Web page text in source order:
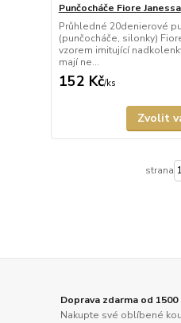
Punčocháče Fiore Janessa
Průhledné 20denierové
(punčocháče, silonky)
vzorem imitující
mají ne...
152 Kč/ks
Zvolit
strana
Doprava zdarma od 1500
Nakupte své oblíbené